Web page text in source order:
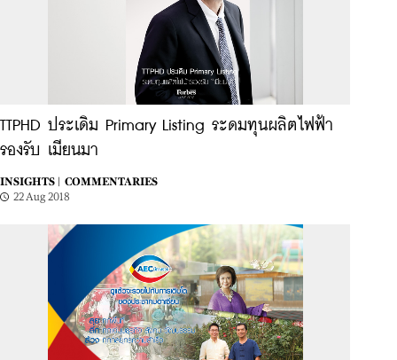
TTPHD ประเดิม Primary Listing ระดมทุนผลิตไฟฟ้า
รองรับ เมียนมา
INSIGHTS |
COMMENTARIES
22 Aug 2018